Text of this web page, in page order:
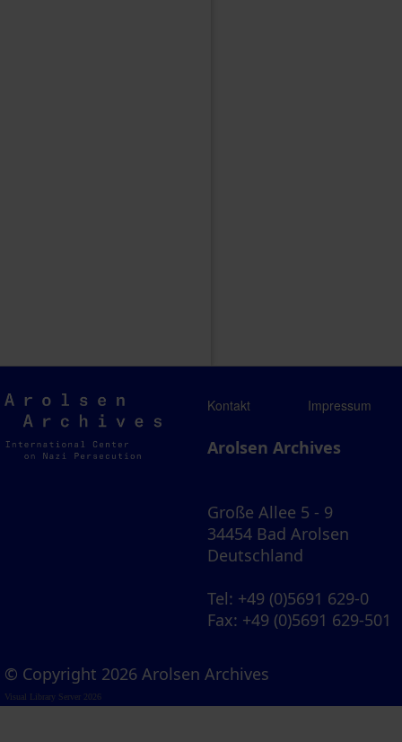
Arolsen
Archives
Kontakt Impressum
Arolsen Archives
Große Allee 5 - 9
34454 Bad Arolsen
Deutschland
Tel: +49 (0)5691 629-0
Fax: +49 (0)5691 629-501
© Copyright 2026 Arolsen Archives
Visual Library Server 2026